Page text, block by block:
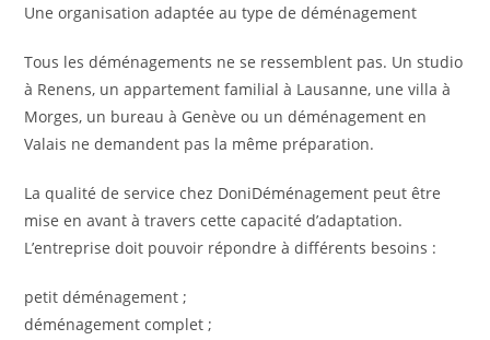
Une organisation adaptée au type de déménagement
Tous les déménagements ne se ressemblent pas. Un studio
à Renens, un appartement familial à Lausanne, une villa à
Morges, un bureau à Genève ou un déménagement en
Valais ne demandent pas la même préparation.
La qualité de service chez DoniDéménagement peut être
mise en avant à travers cette capacité d’adaptation.
L’entreprise doit pouvoir répondre à différents besoins :
petit déménagement ;
déménagement complet ;